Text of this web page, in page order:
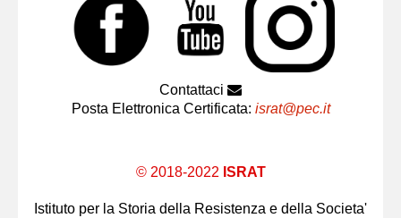
Contattaci
Posta Elettronica Certificata: israt@pec.it
© 2018-2022ISRAT
Istituto per la Storia della Resistenza e della Societa'